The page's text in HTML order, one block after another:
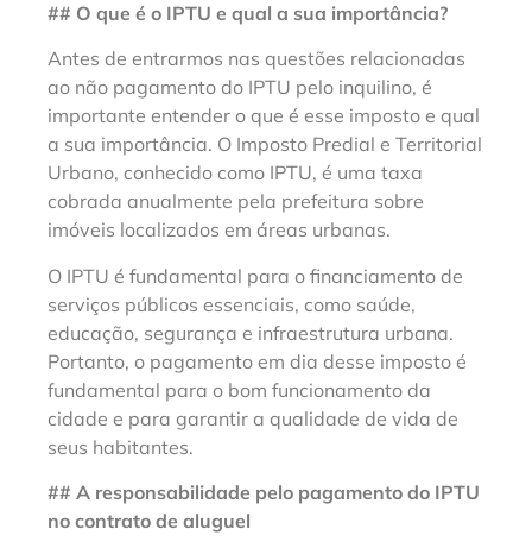
## O que é o IPTU e qual a sua importância?
Antes de entrarmos nas questões relacionadas
ao não pagamento do IPTU pelo inquilino, é
importante entender o que é esse imposto e qual
a sua importância. O Imposto Predial e Territorial
Urbano, conhecido como IPTU, é uma taxa
cobrada anualmente pela prefeitura sobre
imóveis localizados em áreas urbanas.
O IPTU é fundamental para o financiamento de
serviços públicos essenciais, como saúde,
educação, segurança e infraestrutura urbana.
Portanto, o pagamento em dia desse imposto é
fundamental para o bom funcionamento da
cidade e para garantir a qualidade de vida de
seus habitantes.
## A responsabilidade pelo pagamento do IPTU
no contrato de aluguel